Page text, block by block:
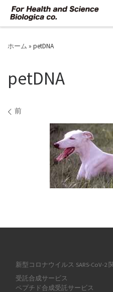
コンテンツへスキップ
ホーム » petDNA
petDNA
画像ナビゲーシ
前
新型コロナウイルス SARS-CoV-2
受託合成サービス
ペプチド合成受託サービス